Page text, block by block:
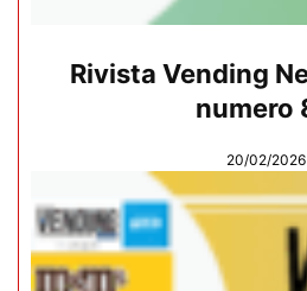
Rivista Vending
numero
20/02/2026